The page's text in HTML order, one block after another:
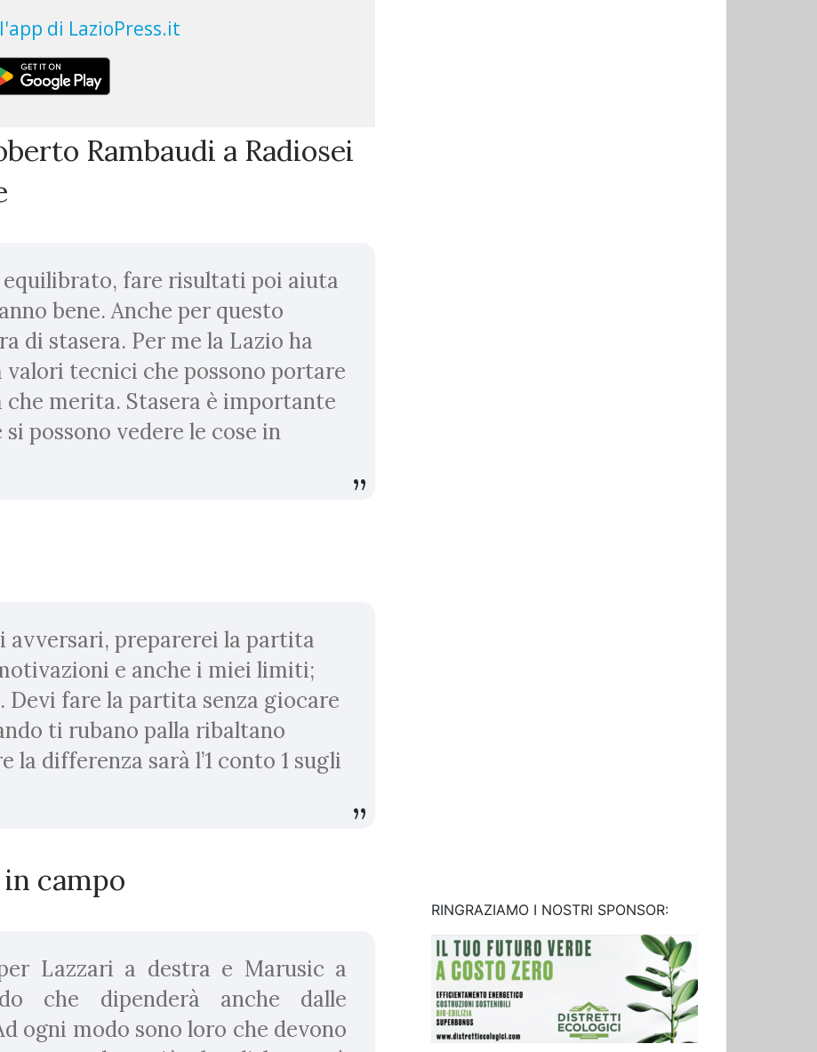
Rambaudi a Radiosei
fare risultati poi aiuta
bene. Anche per questo
di stasera. Per me la Lazio ha
tecnici che possono portare
merita. Stasera è importante
possono vedere le cose in
avversari, preparerei la partita
e anche i miei limiti;
fare la partita senza giocare
ti rubano palla ribaltano
la differenza sarà l’1 conto 1 sugli
campo
Lazzari a destra e Marusic a
che dipenderà anche dalle
ogni modo sono loro che devono
RINGRAZIAMO I NOSTRI SPONSOR: